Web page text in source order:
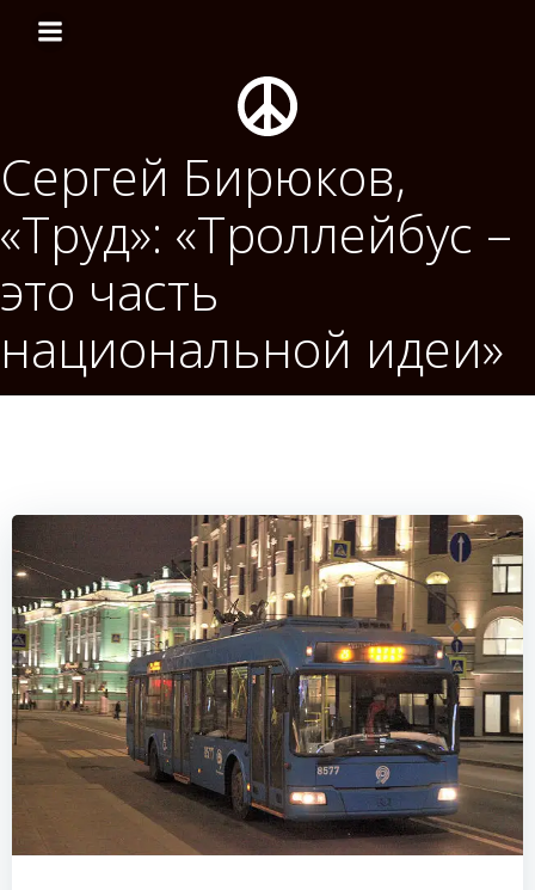
содержимому
Сергей Бирюков,
«Труд»: «Троллейбус –
это часть
национальной идеи»